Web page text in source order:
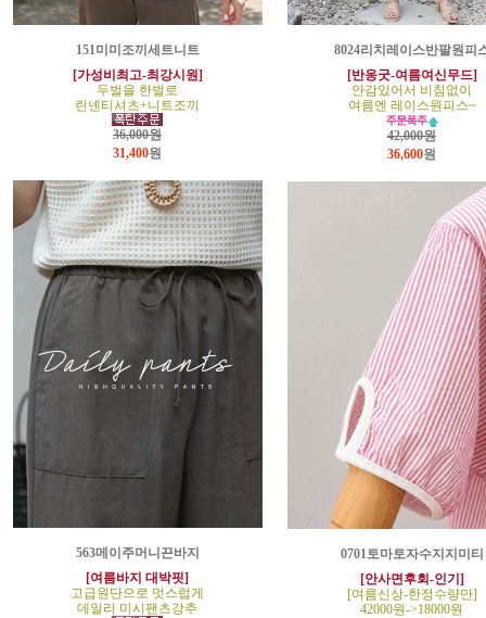
151미미조끼세트니트
[가성비최고-최강시원]
두벌을 한벌로
린넨티셔츠+니트조끼
36,000원
31,400원
8024리치레이스반팔원피
[반응굿-여름여신무드]
안감있어서 비침없이
여름엔 레이스원피스~
42,000원
36,600원
563메이주머니끈바지
[여름바지 대박핏]
고급원단으로 멋스럽게
데일리 미시팬츠강추
0701토마토자수지지미티
[안사면후회-인기]
[여름신상-한정수량만]
42000원->18000원